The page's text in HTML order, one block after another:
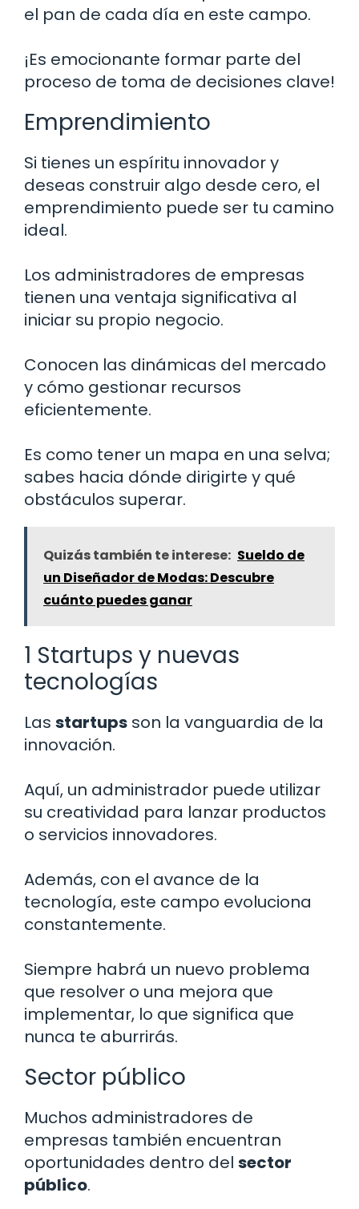
el pan de cada día en este campo.
¡Es emocionante formar parte del
proceso de toma de decisiones clave!
Emprendimiento
Si tienes un espíritu innovador y
deseas construir algo desde cero, el
emprendimiento puede ser tu camino
ideal.
Los administradores de empresas
tienen una ventaja significativa al
iniciar su propio negocio.
Conocen las dinámicas del mercado
y cómo gestionar recursos
eficientemente.
Es como tener un mapa en una selva;
sabes hacia dónde dirigirte y qué
obstáculos superar.
Quizás también te interese: Sueldo de
un Diseñador de Modas: Descubre
cuánto puedes ganar
1 Startups y nuevas
tecnologías
Las startups son la vanguardia de la
innovación.
Aquí, un administrador puede utilizar
su creatividad para lanzar productos
o servicios innovadores.
Además, con el avance de la
tecnología, este campo evoluciona
constantemente.
Siempre habrá un nuevo problema
que resolver o una mejora que
implementar, lo que significa que
nunca te aburrirás.
Sector público
Muchos administradores de
empresas también encuentran
oportunidades dentro del sector
público.